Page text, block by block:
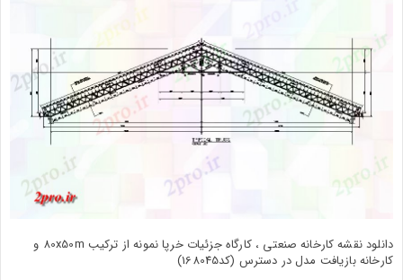
دانلود نقشه کارخانه صنعتی ، کارگاه جزئیات خرپا نمونه از ترکیب 80x50m و
کارخانه بازیافت مدل در دسترس (کد168045)